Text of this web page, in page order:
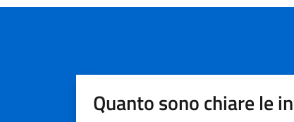
Quanto sono chiare le